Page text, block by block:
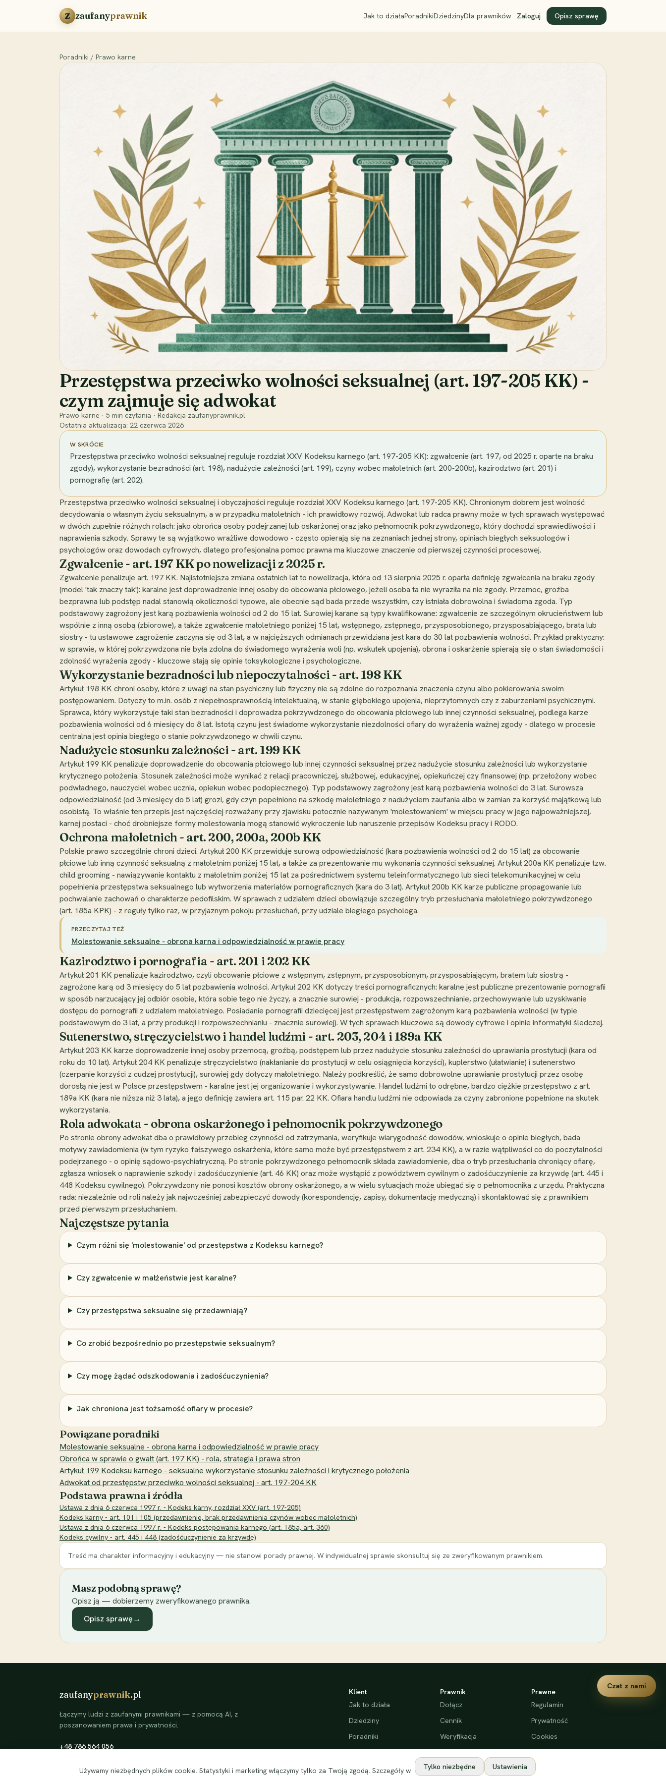
Przejdź do treści
Z zaufanyprawnik Jak to działaPoradnikiDziedzinyDla prawników Zaloguj Opisz sprawę
Poradniki / Prawo karne
Przestępstwa przeciwko wolności seksualnej (art. 197-205 KK) -
czym zajmuje się adwokat
Prawo karne · 5 min czytania · Redakcja zaufanyprawnik.pl
Ostatnia aktualizacja: 22 czerwca 2026
W SKRÓCIE
Przestępstwa przeciwko wolności seksualnej reguluje rozdział XXV Kodeksu karnego (art. 197-205 KK): zgwałcenie (art. 197, od 2025 r. oparte na braku
zgody), wykorzystanie bezradności (art. 198), nadużycie zależności (art. 199), czyny wobec małoletnich (art. 200-200b), kazirodztwo (art. 201) i
pornografię (art. 202).
Przestępstwa przeciwko wolności seksualnej i obyczajności reguluje rozdział XXV Kodeksu karnego (art. 197-205 KK). Chronionym dobrem jest wolność
decydowania o własnym życiu seksualnym, a w przypadku małoletnich - ich prawidłowy rozwój. Adwokat lub radca prawny może w tych sprawach występować
w dwóch zupełnie różnych rolach: jako obrońca osoby podejrzanej lub oskarżonej oraz jako pełnomocnik pokrzywdzonego, który dochodzi sprawiedliwości i
naprawienia szkody. Sprawy te są wyjątkowo wrażliwe dowodowo - często opierają się na zeznaniach jednej strony, opiniach biegłych seksuologów i
psychologów oraz dowodach cyfrowych, dlatego profesjonalna pomoc prawna ma kluczowe znaczenie od pierwszej czynności procesowej.
Zgwałcenie - art. 197 KK po nowelizacji z 2025 r.
Zgwałcenie penalizuje art. 197 KK. Najistotniejsza zmiana ostatnich lat to nowelizacja, która od 13 sierpnia 2025 r. oparła definicję zgwałcenia na braku zgody
(model 'tak znaczy tak'): karalne jest doprowadzenie innej osoby do obcowania płciowego, jeżeli osoba ta nie wyraziła na nie zgody. Przemoc, groźba
bezprawna lub podstęp nadal stanowią okoliczności typowe, ale obecnie sąd bada przede wszystkim, czy istniała dobrowolna i świadoma zgoda. Typ
podstawowy zagrożony jest karą pozbawienia wolności od 2 do 15 lat. Surowiej karane są typy kwalifikowane: zgwałcenie ze szczególnym okrucieństwem lub
wspólnie z inną osobą (zbiorowe), a także zgwałcenie małoletniego poniżej 15 lat, wstępnego, zstępnego, przysposobionego, przysposabiającego, brata lub
siostry - tu ustawowe zagrożenie zaczyna się od 3 lat, a w najcięższych odmianach przewidziana jest kara do 30 lat pozbawienia wolności. Przykład praktyczny:
w sprawie, w której pokrzywdzona nie była zdolna do świadomego wyrażenia woli (np. wskutek upojenia), obrona i oskarżenie spierają się o stan świadomości i
zdolność wyrażenia zgody - kluczowe stają się opinie toksykologiczne i psychologiczne.
Wykorzystanie bezradności lub niepoczytalności - art. 198 KK
Artykuł 198 KK chroni osoby, które z uwagi na stan psychiczny lub fizyczny nie są zdolne do rozpoznania znaczenia czynu albo pokierowania swoim
postępowaniem. Dotyczy to m.in. osób z niepełnosprawnością intelektualną, w stanie głębokiego upojenia, nieprzytomnych czy z zaburzeniami psychicznymi.
Sprawca, który wykorzystuje taki stan bezradności i doprowadza pokrzywdzonego do obcowania płciowego lub innej czynności seksualnej, podlega karze
pozbawienia wolności od 6 miesięcy do 8 lat. Istotą czynu jest świadome wykorzystanie niezdolności ofiary do wyrażenia ważnej zgody - dlatego w procesie
centralna jest opinia biegłego o stanie pokrzywdzonego w chwili czynu.
Nadużycie stosunku zależności - art. 199 KK
Artykuł 199 KK penalizuje doprowadzenie do obcowania płciowego lub innej czynności seksualnej przez nadużycie stosunku zależności lub wykorzystanie
krytycznego położenia. Stosunek zależności może wynikać z relacji pracowniczej, służbowej, edukacyjnej, opiekuńczej czy finansowej (np. przełożony wobec
podwładnego, nauczyciel wobec ucznia, opiekun wobec podopiecznego). Typ podstawowy zagrożony jest karą pozbawienia wolności do 3 lat. Surowsza
odpowiedzialność (od 3 miesięcy do 5 lat) grozi, gdy czyn popełniono na szkodę małoletniego z nadużyciem zaufania albo w zamian za korzyść majątkową lub
osobistą. To właśnie ten przepis jest najczęściej rozważany przy zjawisku potocznie nazywanym 'molestowaniem' w miejscu pracy w jego najpoważniejszej,
karnej postaci - choć drobniejsze formy molestowania mogą stanowić wykroczenie lub naruszenie przepisów Kodeksu pracy i RODO.
Ochrona małoletnich - art. 200, 200a, 200b KK
Polskie prawo szczególnie chroni dzieci. Artykuł 200 KK przewiduje surową odpowiedzialność (kara pozbawienia wolności od 2 do 15 lat) za obcowanie
płciowe lub inną czynność seksualną z małoletnim poniżej 15 lat, a także za prezentowanie mu wykonania czynności seksualnej. Artykuł 200a KK penalizuje tzw.
child grooming - nawiązywanie kontaktu z małoletnim poniżej 15 lat za pośrednictwem systemu teleinformatycznego lub sieci telekomunikacyjnej w celu
popełnienia przestępstwa seksualnego lub wytworzenia materiałów pornograficznych (kara do 3 lat). Artykuł 200b KK karze publiczne propagowanie lub
pochwalanie zachowań o charakterze pedofilskim. W sprawach z udziałem dzieci obowiązuje szczególny tryb przesłuchania małoletniego pokrzywdzonego
(art. 185a KPK) - z reguły tylko raz, w przyjaznym pokoju przesłuchań, przy udziale biegłego psychologa.
PRZECZYTAJ TEŻ
Molestowanie seksualne - obrona karna i odpowiedzialność w prawie pracy
Kazirodztwo i pornografia - art. 201 i 202 KK
Artykuł 201 KK penalizuje kazirodztwo, czyli obcowanie płciowe z wstępnym, zstępnym, przysposobionym, przysposabiającym, bratem lub siostrą -
zagrożone karą od 3 miesięcy do 5 lat pozbawienia wolności. Artykuł 202 KK dotyczy treści pornograficznych: karalne jest publiczne prezentowanie pornografii
w sposób narzucający jej odbiór osobie, która sobie tego nie życzy, a znacznie surowiej - produkcja, rozpowszechnianie, przechowywanie lub uzyskiwanie
dostępu do pornografii z udziałem małoletniego. Posiadanie pornografii dziecięcej jest przestępstwem zagrożonym karą pozbawienia wolności (w typie
podstawowym do 3 lat, a przy produkcji i rozpowszechnianiu - znacznie surowiej). W tych sprawach kluczowe są dowody cyfrowe i opinie informatyki śledczej.
Sutenerstwo, stręczycielstwo i handel ludźmi - art. 203, 204 i 189a KK
Artykuł 203 KK karze doprowadzenie innej osoby przemocą, groźbą, podstępem lub przez nadużycie stosunku zależności do uprawiania prostytucji (kara od
roku do 10 lat). Artykuł 204 KK penalizuje stręczycielstwo (nakłanianie do prostytucji w celu osiągnięcia korzyści), kuplerstwo (ułatwianie) i sutenerstwo
(czerpanie korzyści z cudzej prostytucji), surowiej gdy dotyczy małoletniego. Należy podkreślić, że samo dobrowolne uprawianie prostytucji przez osobę
dorosłą nie jest w Polsce przestępstwem - karalne jest jej organizowanie i wykorzystywanie. Handel ludźmi to odrębne, bardzo ciężkie przestępstwo z art.
189a KK (kara nie niższa niż 3 lata), a jego definicję zawiera art. 115 par. 22 KK. Ofiara handlu ludźmi nie odpowiada za czyny zabronione popełnione na skutek
wykorzystania.
Rola adwokata - obrona oskarżonego i pełnomocnik pokrzywdzonego
Po stronie obrony adwokat dba o prawidłowy przebieg czynności od zatrzymania, weryfikuje wiarygodność dowodów, wnioskuje o opinie biegłych, bada
motywy zawiadomienia (w tym ryzyko fałszywego oskarżenia, które samo może być przestępstwem z art. 234 KK), a w razie wątpliwości co do poczytalności
podejrzanego - o opinię sądowo-psychiatryczną. Po stronie pokrzywdzonego pełnomocnik składa zawiadomienie, dba o tryb przesłuchania chroniący ofiarę,
zgłasza wniosek o naprawienie szkody i zadośćuczynienie (art. 46 KK) oraz może wystąpić z powództwem cywilnym o zadośćuczynienie za krzywdę (art. 445 i
448 Kodeksu cywilnego). Pokrzywdzony nie ponosi kosztów obrony oskarżonego, a w wielu sytuacjach może ubiegać się o pełnomocnika z urzędu. Praktyczna
rada: niezależnie od roli należy jak najwcześniej zabezpieczyć dowody (korespondencję, zapisy, dokumentację medyczną) i skontaktować się z prawnikiem
przed pierwszym przesłuchaniem.
Najczęstsze pytania
Czym różni się 'molestowanie' od przestępstwa z Kodeksu karnego?
Czy zgwałcenie w małżeństwie jest karalne?
Czy przestępstwa seksualne się przedawniają?
Co zrobić bezpośrednio po przestępstwie seksualnym?
Czy mogę żądać odszkodowania i zadośćuczynienia?
Jak chroniona jest tożsamość ofiary w procesie?
Powiązane poradniki
Molestowanie seksualne - obrona karna i odpowiedzialność w prawie pracy
Obrońca w sprawie o gwałt (art. 197 KK) - rola, strategia i prawa stron
Artykuł 199 Kodeksu karnego - seksualne wykorzystanie stosunku zależności i krytycznego położenia
Adwokat od przestępstw przeciwko wolności seksualnej - art. 197-204 KK
Podstawa prawna i źródła
Ustawa z dnia 6 czerwca 1997 r. - Kodeks karny, rozdział XXV (art. 197-205)
Kodeks karny - art. 101 i 105 (przedawnienie, brak przedawnienia czynów wobec małoletnich)
Ustawa z dnia 6 czerwca 1997 r. - Kodeks postępowania karnego (art. 185a, art. 360)
Kodeks cywilny - art. 445 i 448 (zadośćuczynienie za krzywdę)
Treść ma charakter informacyjny i edukacyjny — nie stanowi porady prawnej. W indywidualnej sprawie skonsultuj się ze zweryfikowanym prawnikiem.
Masz podobną sprawę?
Opisz ją — dobierzemy zweryfikowanego prawnika.
Opisz sprawę→
zaufanyprawnik.pl
Łączymy ludzi z zaufanymi prawnikami — z pomocą AI, z
poszanowaniem prawa i prywatności.
+48 786 564 056
zweryfikowanymi prawnikami.
Klient
Jak to działa
Dziedziny
Poradniki
Bezpieczeństwo
Prawnik
Dołącz
Cennik
Weryfikacja
Prawne
Regulamin
Prywatność
Cookies
Deklaracja dostępności
Czat z nami
Używamy niezbędnych plików cookie. Statystyki i marketing włączymy tylko za Twoją zgodą. Szczegóły w Tylko niezbędne Ustawienia